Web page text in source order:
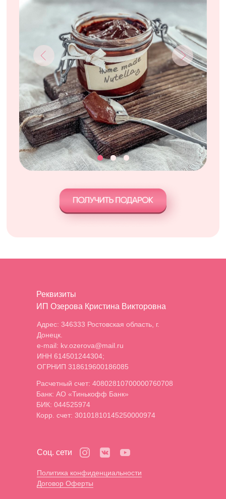
ИП Озерова Кристина Викторовна
Адрес: 346333 Ростовская область, г.
Донецк.
e-mail: kv.ozerova@mail.ru
ИНН 614501244304;
ОГРНИП 318619600186085
Расчетный счет: 40802810700000760708
Банк: АО «Тинькофф Банк»
БИК: 044525974
Корр. счет: 30101810145250000974
Политика конфиденциальности
Договор Оферты
Реквизиты
Соц. сети